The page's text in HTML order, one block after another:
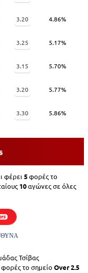
3.20 4.86%
3.25 5.17%
3.15 5.70%
3.20 5.77%
3.30 5.86%
φέρει 5φορές το
10αγώνες σε όλες
Τσίβας
φορές το σημείο Over 2.5